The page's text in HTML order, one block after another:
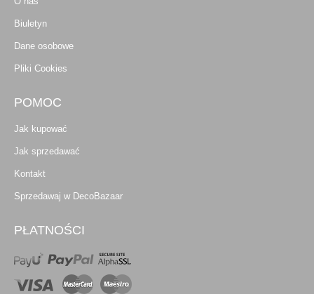
Biuletyn
Dane osobowe
Pliki Cookies
POMOC
Jak kupować
Jak sprzedawać
Kontakt
Sprzedawaj w DecoBazaar
PŁATNOŚCI